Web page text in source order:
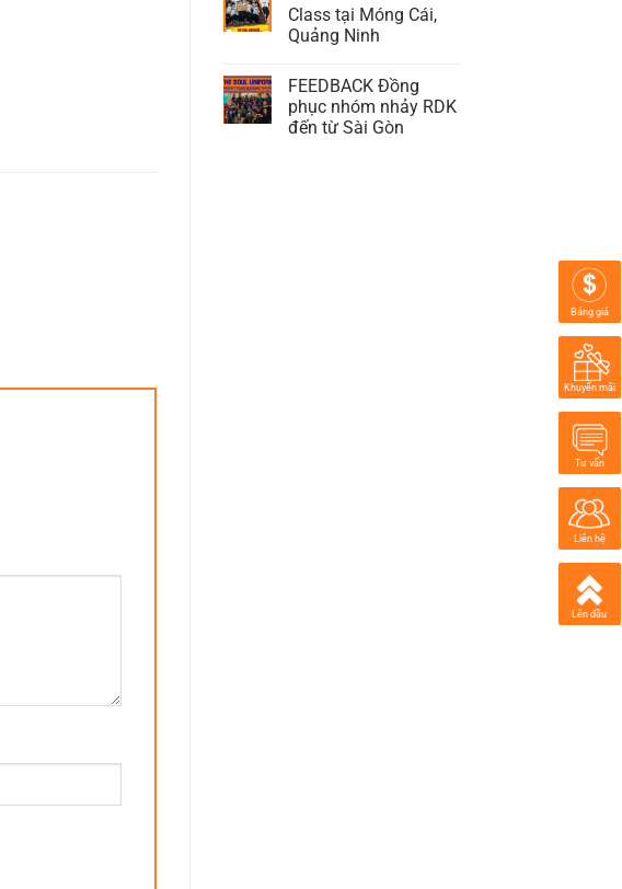
Class tại Móng Cái,
Quảng Ninh
FEEDBACK Đồng
phục nhóm nhảy RDK
đến từ Sài Gòn
Bảng giá
Khuyến mãi
Tư vấn
Liên hệ
Lên đầu